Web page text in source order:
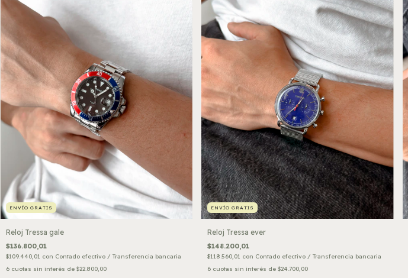
ENVÍO GRATIS
Reloj Tressa gale
$136.800,01
$109.440,01 con Contado efectivo / Transferencia bancaria
6 cuotas sin interés de $22.800,00
ENVÍO GRATIS
Reloj Tressa ever
$148.200,01
$118.560,01 con Contado efectivo / Transferencia bancaria
6 cuotas sin interés de $24.700,00